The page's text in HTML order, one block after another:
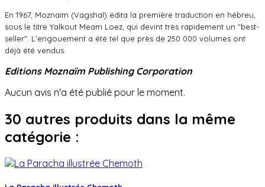
En 1967, Moznaim (Vagshal) édita la première traduction en hébreu,
sous le titre Yalkout Meam Loez, qui devint très rapidement un "best-
seller". L'engouement a été tel que près de 250 000 volumes ont
déjà été vendus.
Editions Moznaïm Publishing Corporation
Aucun avis n'a été publié pour le moment.
30 autres produits dans la même
catégorie :